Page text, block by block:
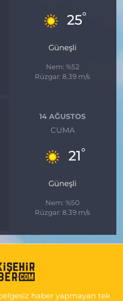
25°
Güneşli
Nem: %52
Rüzgar: 8.39 m/s
14 AĞUSTOS
CUMA
21°
Güneşli
Nem: %50
Rüzgar: 8.39 m/s
haber yapmayan tek